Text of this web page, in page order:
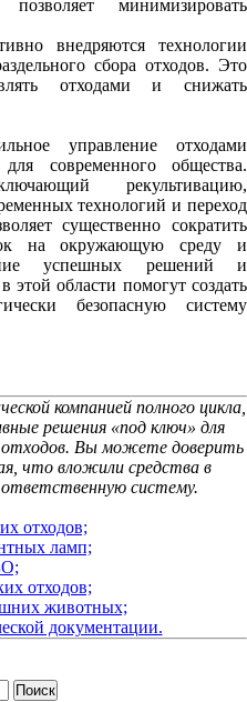
минимизировать
внедряются технологии
сбора отходов. Это
отходами и снижать
управление отходами
современного общества.
рекультивацию,
технологий и переход
существенно сократить
на окружающую среду и
успешных решений и
этой области помогут создать
безопасную систему
компанией полного цикла,
решения «под ключ» для
отходов. Вы можете доверить
что вложили средства в
ответственную систему.
отходов;
ламп;
отходов;
животных;
документации.